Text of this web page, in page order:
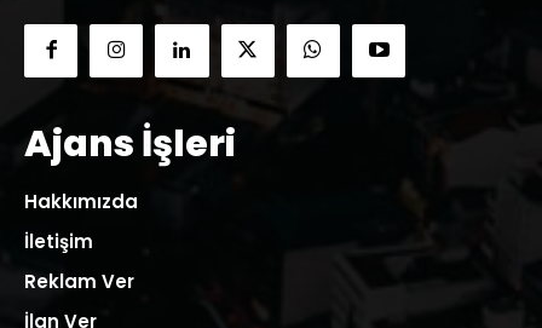
Ajans İşleri
Hakkımızda
İletişim
Reklam Ver
İlan Ver